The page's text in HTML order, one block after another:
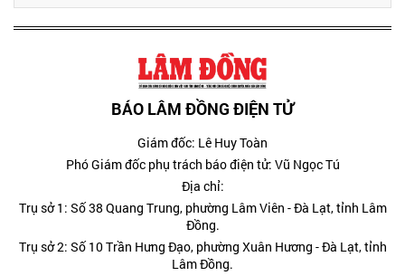
BÁO LÂM ĐỒNG ĐIỆN TỬ
Giám đốc: Lê Huy Toàn
Phó Giám đốc phụ trách báo điện tử: Vũ Ngọc Tú
Địa chỉ:
Trụ sở 1: Số 38 Quang Trung, phường Lâm Viên - Đà Lạt, tỉnh Lâm
Đồng.
Trụ sở 2: Số 10 Trần Hưng Đạo, phường Xuân Hương - Đà Lạt, tỉnh
Lâm Đồng.